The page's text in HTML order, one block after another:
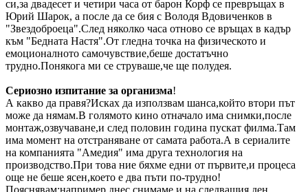
си,за двадесет и четири часа от барон Корф се превръщах в
Юрий Шарок, а после да се бия с Володя Вдовиченков в
"Звездоброеца".След няколко часа отново се връщах в кадър
към "Бедната Настя".От гледна точка на физическото и
емоционалното самочувствие,беше достатъчно
трудно.Понякога ми се струваше,че ще полудея.
Сериозно изпитание за организма!
А какво да правя?Исках да използвам шанса,който втори път
може да нямам.В голямото кино отначало има снимки,после
монтаж,озвучаване,и след половин година пускат филма.Там
има момент на отстраняване от самата работа.А в сериалите
на компанията "Амедия" има друга технология на
производство.При това ние бяхме едни от първите,и процеса
още не беше ясен,което е два пъти по-трудно!
Пояснявам:например,днес снимаме,и на следващия ден